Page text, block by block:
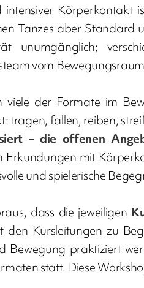
Körperkontakt
Tanzes aber Standard
unumgänglich;
vom
viele der Formate im
tragen, fallen, reiben,
– die offenen
Erkundungen mit
und spielerische
dass die jeweiligen
den Kursleitungen zu
Bewegung praktiziert
statt. Diese